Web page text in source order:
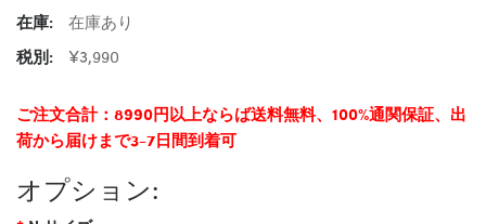
在庫:
在庫あり
税別:
¥3,990
ご注文合計：8990円以上ならば送料無料、100%通関保証、出
荷から届けまで3-7日間到着可
オプション: